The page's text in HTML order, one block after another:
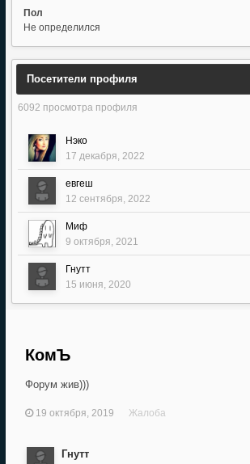
Пол
Не определился
Посетители профиля
6092 просмотра профиля
Нэко
17 декабря, 2022
евгеш
12 сентября, 2022
Миф
9 октября, 2021
Гнутт
15 июня, 2020
КомЪ
Форум жив)))
19 октября, 2019 Жалоба
Гнутт